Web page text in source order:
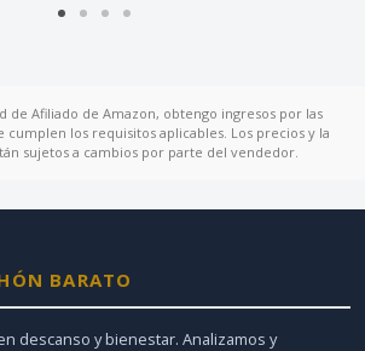
de Afiliado de Amazon, obtengo ingresos por las
cumplen los requisitos aplicables. Los precios y la
sujetos a cambios por parte del vendedor.
BARATO
descanso y bienestar. Analizamos y